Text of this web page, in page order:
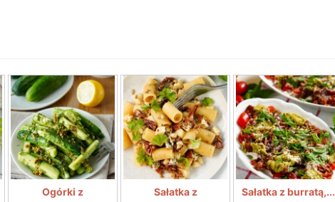
Ogórki z
Sałatka z
Sałatka z burratą,...